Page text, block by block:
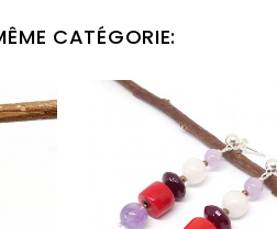
CATÉGORIE: